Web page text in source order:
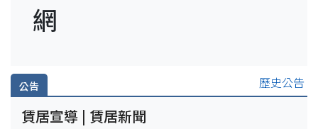
網
公告 歷史公告
賃居宣導 | 賃居新聞